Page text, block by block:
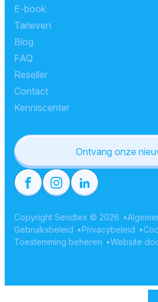
E-book
Tarieven
Blog
FAQ
Reseller
Contact
Kenniscenter
Ontvang onze
Copyright Sendtex © 2026
Gebruiksbeleid
Privacybeleid
Toestemming beheren
Website